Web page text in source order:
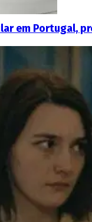
em Portugal,